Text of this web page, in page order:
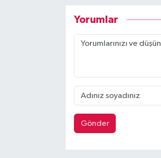
Yorumlar
Gönder